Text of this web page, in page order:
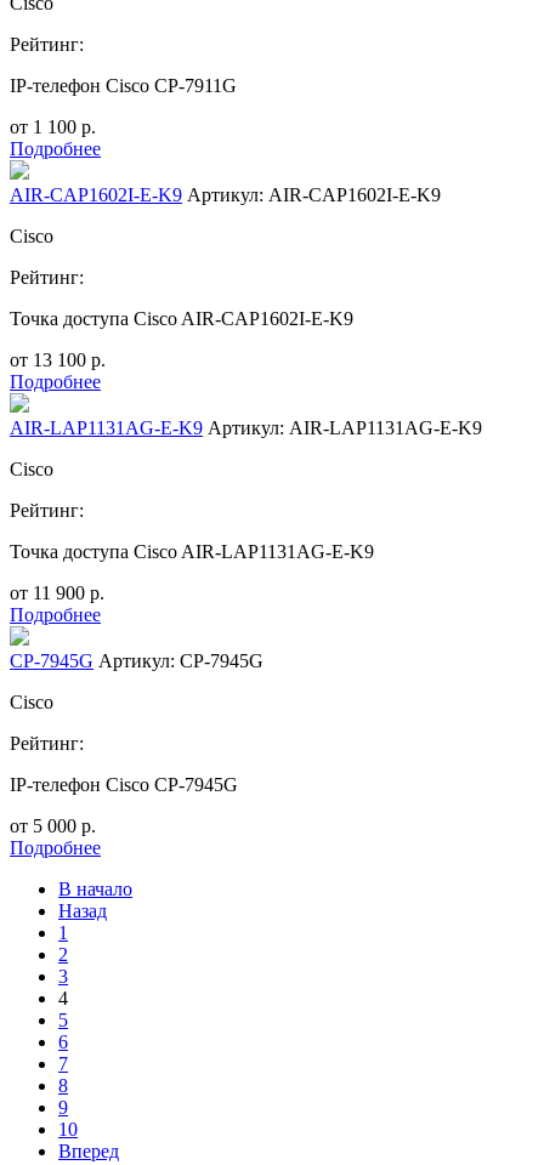
Рейтинг:
IP-телефон Cisco CP-7911G
от 1 100 р.
Подробнее
AIR-CAP1602I-E-K9 Артикул: AIR-CAP1602I-E-K9
Cisco
Рейтинг:
Точка доступа Cisco AIR-CAP1602I-E-K9
от 13 100 р.
Подробнее
AIR-LAP1131AG-E-K9 Артикул: AIR-LAP1131AG-E-K9
Cisco
Рейтинг:
Точка доступа Cisco AIR-LAP1131AG-E-K9
от 11 900 р.
Подробнее
CP-7945G Артикул: CP-7945G
Cisco
Рейтинг:
IP-телефон Cisco CP-7945G
от 5 000 р.
Подробнее
В начало
Назад
1
2
3
4
5
6
7
8
9
10
Вперед